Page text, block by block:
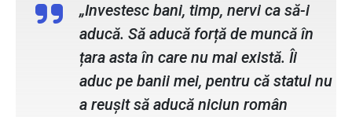
„Investesc bani, timp, nervi ca să-i
aducă. Să aducă forță de muncă în
țara asta în care nu mai există. Îi
aduc pe banii mei, pentru că statul nu
a reușit să aducă niciun român